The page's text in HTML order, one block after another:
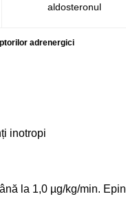
aldosteronul
adrenergici
inotropi
la 1,0 µg/kg/min.